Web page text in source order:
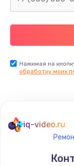
Нажимая на
обработку моих
iq-video.ru